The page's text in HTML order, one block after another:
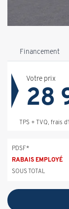
Financement
Votre prix
28
TPS + TVQ, frais
PDSF*
RABAIS EMPLOYÉ
SOUS TOTAL